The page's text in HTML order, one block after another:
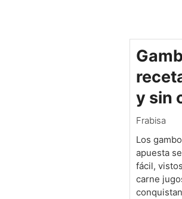
y sin
Frabisa
Los
apuesta
fácil,
carne